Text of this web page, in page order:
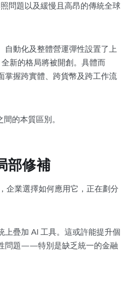
問題以及緩慢且高昂的傳統全球
自動化及整體營運彈性設置了上
新的格局將被開創。具體而
掌握跨實體、跨貨幣及跨工作流
的本質區別。
部修補
企業選擇如何應用它，正在劃分
疊加 AI 工具。這或許能提升個
問題——特別是缺乏統一的金融